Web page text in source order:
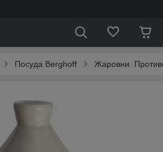
Посуда Berghoff Жаровни.